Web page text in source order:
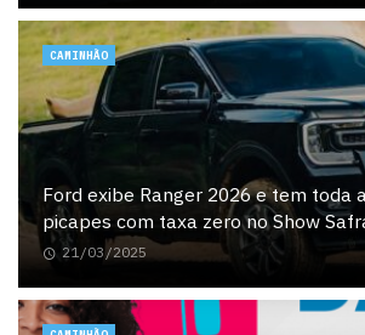
Ford exibe Ranger 2026 e tem toda
picapes com taxa zero no Show
21/03/2025
CAMINHÃO